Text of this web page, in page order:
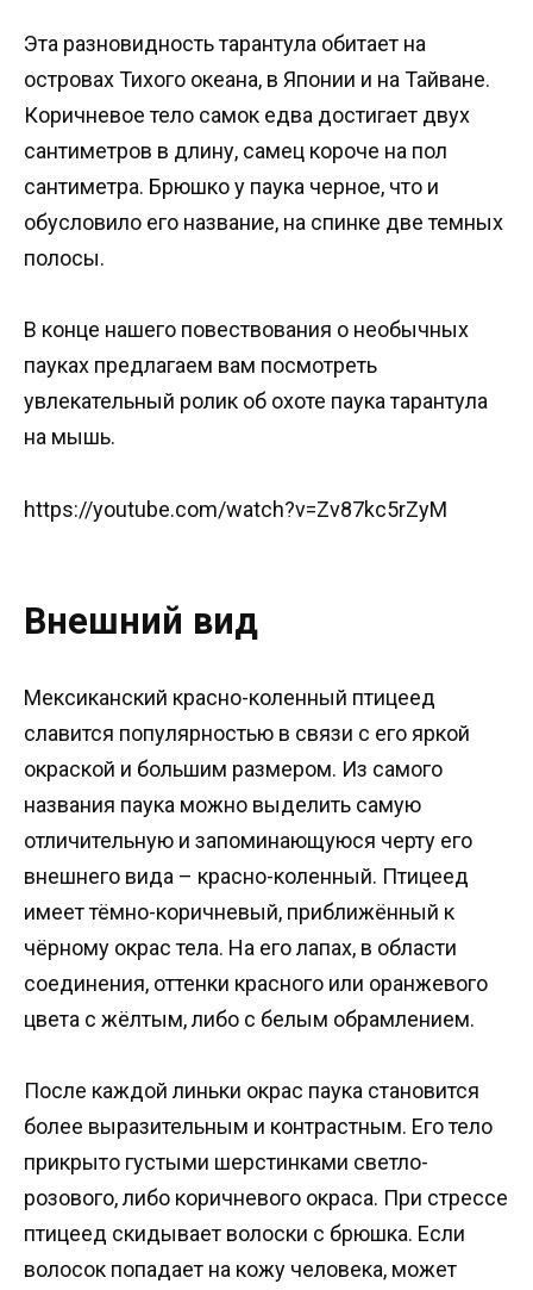
Эта разновидность тарантула обитает на
островах Тихого океана, в Японии и на Тайване.
Коричневое тело самок едва достигает двух
сантиметров в длину, самец короче на пол
сантиметра. Брюшко у паука черное, что и
обусловило его название, на спинке две темных
полосы.
В конце нашего повествования о необычных
пауках предлагаем вам посмотреть
увлекательный ролик об охоте паука тарантула
на мышь.
https://youtube.com/watch?v=Zv87kc5rZyM
Внешний вид
Мексиканский красно-коленный птицеед
славится популярностью в связи с его яркой
окраской и большим размером. Из самого
названия паука можно выделить самую
отличительную и запоминающуюся черту его
внешнего вида – красно-коленный. Птицеед
имеет тёмно-коричневый, приближённый к
чёрному окрас тела. На его лапах, в области
соединения, оттенки красного или оранжевого
цвета с жёлтым, либо с белым обрамлением.
После каждой линьки окрас паука становится
более выразительным и контрастным. Его тело
прикрыто густыми шерстинками светло-
розового, либо коричневого окраса. При стрессе
птицеед скидывает волоски с брюшка. Если
волосок попадает на кожу человека, может